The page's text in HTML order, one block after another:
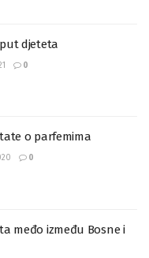
djeteta
0
o parfemima
0
međo između Bosne i